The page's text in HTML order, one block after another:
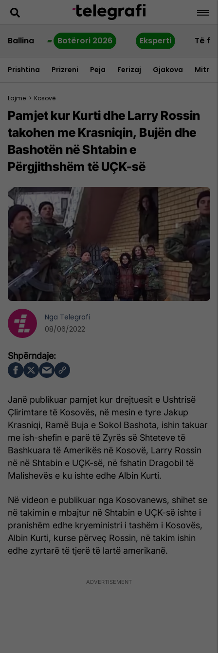
Ballina Botërori 2026 Eksperti Të
Prishtina Prizreni Peja Ferizaj Gjakova
Lajme > Kosovë
Pamjet kur Kurti dhe Larry Rossin
takohen me Krasniqin, Bujën dhe
Bashotën në Shtabin e
Përgjithshëm të UÇK-së
Janë publikuar pamjet kur drejtuesit e Ushtrisë
Çlirimtare të Kosovës, në mesin e tyre Jakup
Krasniqi, Ramë Buja e Sokol Bashota, ishin takuar
me ish-shefin e parë të Zyrës së Shteteve të
Bashkuara të Amerikës në Kosovë, Larry Rossin
në në Shtabin e UÇK-së, në fshatin Dragobil të
Malishevës e ku ishte edhe Albin Kurti.
Në videon e publikuar nga Kosovanews, shihet se
në takimin e mbajtur në Shtabin e UÇK-së ishte i
pranishëm edhe kryeministri i tashëm i Kosovës,
Albin Kurti, kurse përveç Rossin, në takim ishin
edhe zyrtarë të tjerë të lartë amerikanë.
Nga Telegrafi
08/06/2022